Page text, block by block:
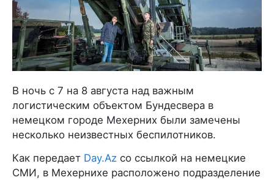
В ночь с 7 на 8 августа над важным
логистическим объектом Бундесвера в
немецком городе Мехерних были замечены
несколько неизвестных беспилотников.
Как передает Day.Az со ссылкой на немецкие
СМИ, в Мехернихе расположено подразделение